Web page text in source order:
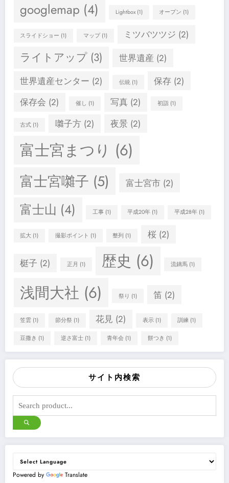
googlemap (4) Lightbox(1) オープン (1)
スライドショー (1) マップ(1) ミツバツツジ (2)
ライトアップ (3) 世界遺産 (2)
世界遺産センター (2) 伝統(1) 保存 (2)
保存会 (2) 催し (1) 写真 (2) 初詣(1)
古式 (1) 囃子方(2) 夜景 (2)
富士宮まつり (6)
富士宮囃子 (5) 富士宮市(2)
富士山 (4) 工事(1) 平成20年 (1) 平成28年(1)
拡大 (1) 撮影ポイント (1) 整列 (1) 桜(2)
梃子 (2) 正月 (1) 歴史 (6) 流鏑馬(1)
浅間大社 (6) 祭り (1) 笛 (2)
笠雲 (1) 節分祭(1) 花見 (2) 表示(1) 訓練 (1)
豆撒き (1) 逆さ富士(1) 青年会 (1) 餅つき (1)
サイト内検索
Powered by Translate